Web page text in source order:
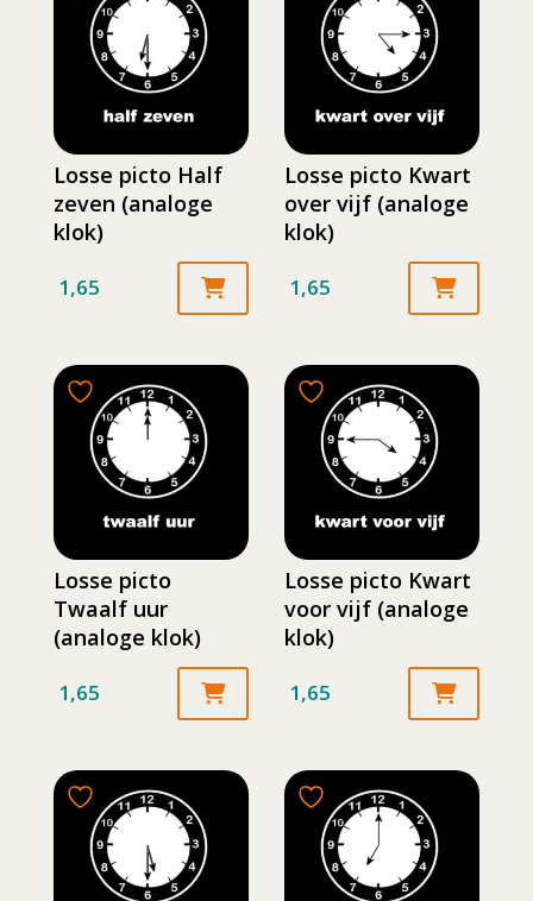
Losse picto Half
zeven (analoge
klok)
1,65
Losse picto Kwart
over vijf (analoge
klok)
1,65
Losse picto
Twaalf uur
(analoge klok)
1,65
Losse picto Kwart
voor vijf (analoge
klok)
1,65